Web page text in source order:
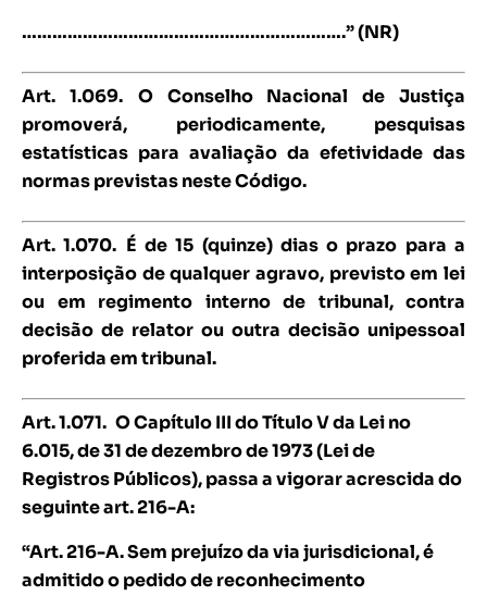
……………………………………………………….” (NR)
Art. 1.069.
O Conselho Nacional de Justiça
promoverá, periodicamente, pesquisas
estatísticas para avaliação da efetividade das
normas previstas neste Código.
Art. 1.070. É de 15 (quinze) dias o prazo para a
interposição de qualquer agravo, previsto em lei
ou em regimento interno de tribunal, contra
decisão de relator ou outra decisão unipessoal
proferida em tribunal.
Art. 1.071. O Capítulo III do Título V da Lei no
6.015, de 31 de dezembro de 1973 (Lei de
Registros Públicos), passa a vigorar acrescida do
seguinte art. 216-A:
“Art. 216-A. Sem prejuízo da via jurisdicional, é
admitido o pedido de reconhecimento